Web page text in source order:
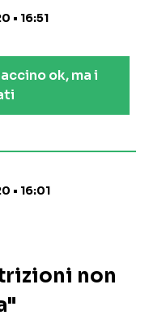
• 16:51
ok, ma i
• 16:01
non